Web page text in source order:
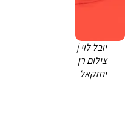
יובל לוי |
צילום רן
יחזקאל